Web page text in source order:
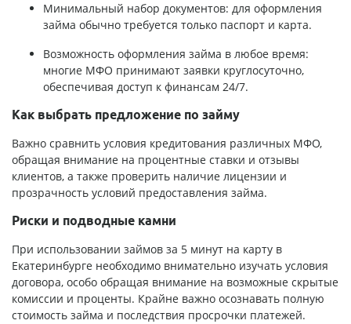
Минимальный набор документов: для оформления
займа обычно требуется только паспорт и карта.
Возможность оформления займа в любое время:
многие МФО принимают заявки круглосуточно,
обеспечивая доступ к финансам 24/7.
Как выбрать предложение по займу
Важно сравнить условия кредитования различных МФО,
обращая внимание на процентные ставки и отзывы
клиентов, а также проверить наличие лицензии и
прозрачность условий предоставления займа.
Риски и подводные камни
При использовании займов за 5 минут на карту в
Екатеринбурге необходимо внимательно изучать условия
договора, особо обращая внимание на возможные скрытые
комиссии и проценты. Крайне важно осознавать полную
стоимость займа и последствия просрочки платежей.